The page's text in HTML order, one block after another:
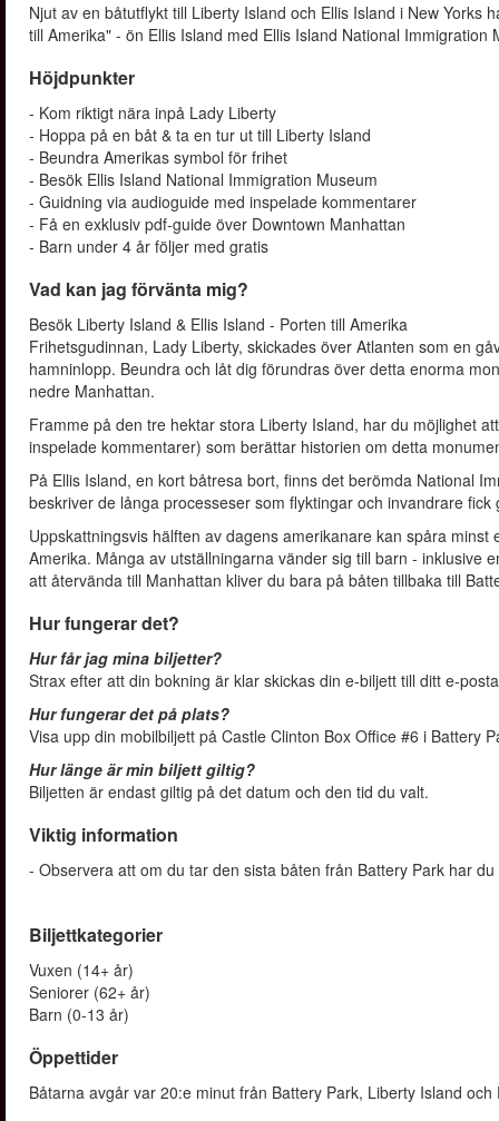
Njut av en båtutflykt till Liberty Island och Ellis Island i New
till Amerika" - ön Ellis Island med Ellis Island National
Höjdpunkter
- Kom riktigt nära inpå Lady Liberty
- Hoppa på en båt & ta en tur ut till Liberty Island
- Beundra Amerikas symbol för frihet
- Besök Ellis Island National Immigration Museum
- Guidning via audioguide med inspelade kommentarer
- Få en exklusiv pdf-guide över Downtown Manhattan
- Barn under 4 år följer med gratis
Vad kan jag förvänta mig?
Besök Liberty Island & Ellis Island - Porten till Amerika
Frihetsgudinnan, Lady Liberty, skickades över Atlanten som en
hamninlopp. Beundra och låt dig förundras över detta enorma
nedre Manhattan.
Framme på den tre hektar stora Liberty Island, har du möjlighet
inspelade kommentarer) som berättar historien om detta
På Ellis Island, en kort båtresa bort, finns det berömda National
beskriver de långa processeser som flyktingar och invandrare
Uppskattningsvis hälften av dagens amerikanare kan spåra
Amerika. Många av utställningarna vänder sig till barn - inklusive
att återvända till Manhattan kliver du bara på båten tillbaka till
Hur fungerar det?
Hur får jag mina biljetter?
Strax efter att din bokning är klar skickas din e-biljett till ditt e-
Hur fungerar det på plats?
Visa upp din mobilbiljett på Castle Clinton Box Office #6 i Battery
Hur länge är min biljett giltig?
Biljetten är endast giltig på det datum och den tid du valt.
Viktig information
- Observera att om du tar den sista båten från Battery Park har
Biljettkategorier
Vuxen (14+ år)
Seniorer (62+ år)
Barn (0-13 år)
Öppettider
Båtarna avgår var 20:e minut från Battery Park, Liberty Island